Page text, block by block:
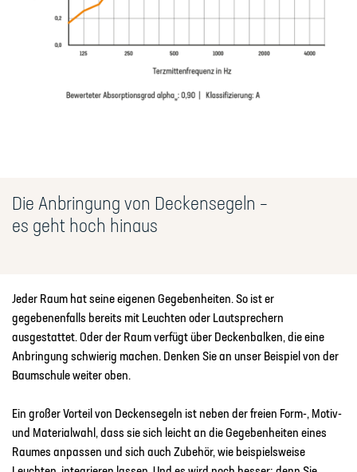
Die Anbringung von Deckensegeln –
es geht hoch hinaus
Jeder Raum hat seine eigenen Gegebenheiten. So ist er
gegebenenfalls bereits mit Leuchten oder Lautsprechern
ausgestattet. Oder der Raum verfügt über Deckenbalken, die eine
Anbringung schwierig machen. Denken Sie an unser Beispiel von der
Baumschule weiter oben.
Ein großer Vorteil von Deckensegeln ist neben der freien Form-, Motiv-
und Materialwahl, dass sie sich leicht an die Gegebenheiten eines
Raumes anpassen und sich auch Zubehör, wie beispielsweise